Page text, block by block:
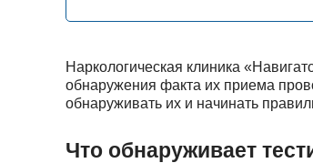
Наркологическая клиника
обнаружения факта их приема
обнаруживать их и начинать
Что обнаруживает